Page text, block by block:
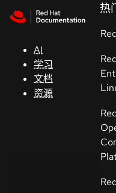
AI
学习
文档
资源
热